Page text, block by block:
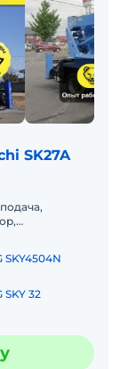
SK27A
32